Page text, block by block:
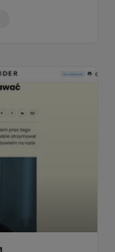
projekt CPK: 7.
ilością